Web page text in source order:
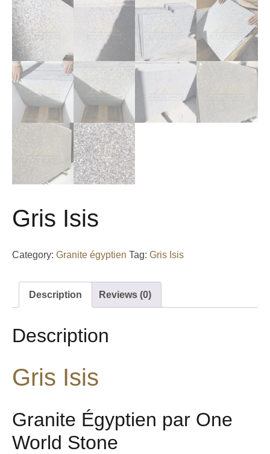
Gris Isis
Category: Granite égyptien Tag: Gris Isis
Description Reviews (0)
Description
Gris Isis
Granite Égyptien par One
World Stone